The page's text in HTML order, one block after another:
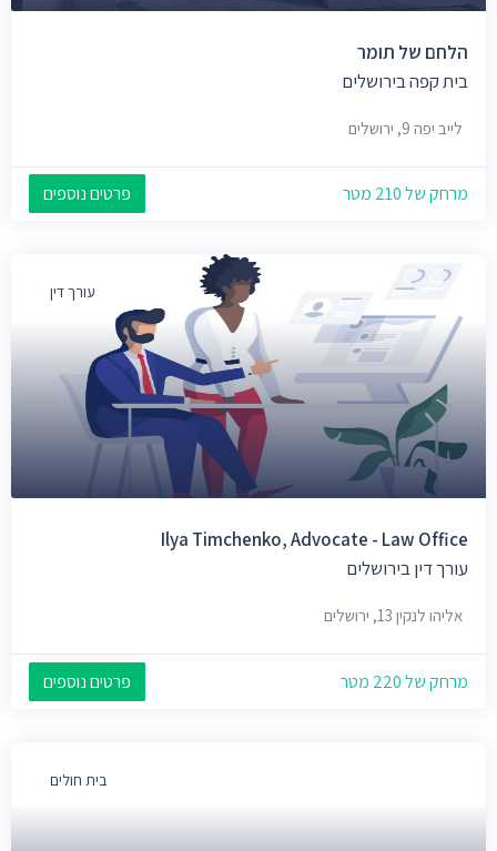
הלחם של תומר
בית קפה בירושלים
לייב יפה 9, ירושלים
מרחק של 210 מטר פרטים נוספים
עורך דין
Ilya Timchenko, Advocate - Law Office
עורך דין בירושלים
אליהו לנקין 13, ירושלים
מרחק של 220 מטר פרטים נוספים
בית חולים